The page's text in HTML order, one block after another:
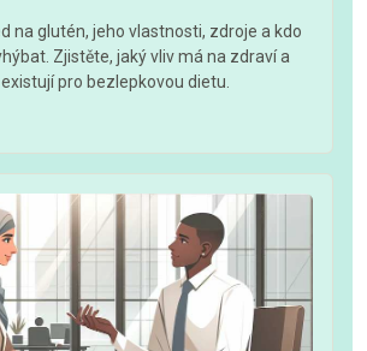
na glutén, jeho vlastnosti, zdroje a kdo
Zjistěte, jaký vliv má na zdraví a
pro bezlepkovou dietu.